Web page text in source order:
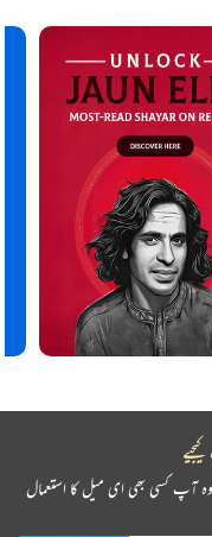
آپ کسی بھی ای میل کا استعمال